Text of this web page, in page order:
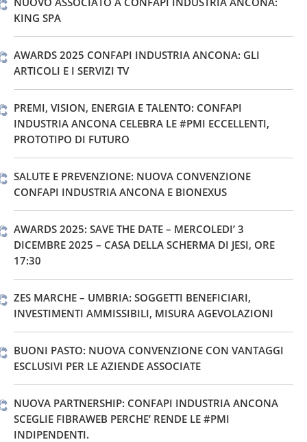
KING SPA
AWARDS 2025 CONFAPI INDUSTRIA ANCONA: GLI
ARTICOLI E I SERVIZI TV
PREMI, VISION, ENERGIA E TALENTO: CONFAPI
INDUSTRIA ANCONA CELEBRA LE #PMI ECCELLENTI,
PROTOTIPO DI FUTURO
SALUTE E PREVENZIONE: NUOVA CONVENZIONE
CONFAPI INDUSTRIA ANCONA E BIONEXUS
AWARDS 2025: SAVE THE DATE – MERCOLEDI’ 3
DICEMBRE 2025 – CASA DELLA SCHERMA DI JESI, ORE
17:30
ZES MARCHE – UMBRIA: SOGGETTI BENEFICIARI,
INVESTIMENTI AMMISSIBILI, MISURA AGEVOLAZIONI
BUONI PASTO: NUOVA CONVENZIONE CON VANTAGGI
ESCLUSIVI PER LE AZIENDE ASSOCIATE
NUOVA PARTNERSHIP: CONFAPI INDUSTRIA ANCONA
SCEGLIE FIBRAWEB PERCHE’ RENDE LE #PMI
INDIPENDENTI.